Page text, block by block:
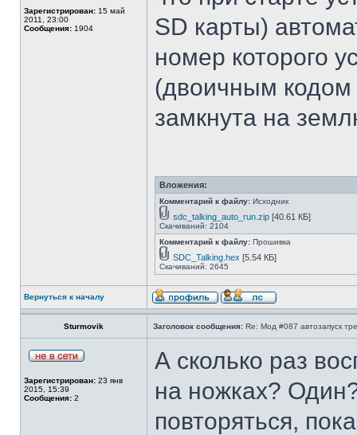
Зарегистрирован: 15 май
2011, 23:00
Сообщения: 1904
SD карты)
номер которого
(двоичным кодом
замкнута на
Вложения:
Комментарий к файлу: Исходник
sdc_talking_auto_run.zip [40.61 КБ]
Скачиваний: 2104
Комментарий к файлу: Прошивка
SDC_Talking.hex [5.54 КБ]
Скачиваний: 2645
Вернуться к началу
Sturmovik Заголовок сообщения: Re: Мод #087 автозапуск
Зарегистрирован: 23 янв
2015, 15:39
Сообщения: 2
А сколько раз
на ножках?
повторяться,